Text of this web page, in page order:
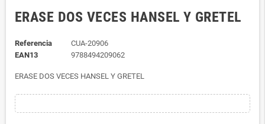
ERASE DOS VECES HANSEL Y GRETEL
Referencia
CUA-20906
EAN13
9788494209062
ERASE DOS VECES HANSEL Y GRETEL